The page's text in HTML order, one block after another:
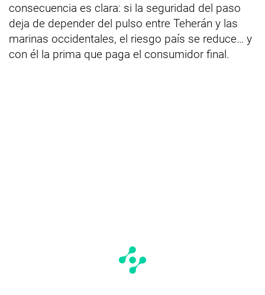
consecuencia es clara: si la seguridad del paso
deja de depender del pulso entre Teherán y las
marinas occidentales, el riesgo país se reduce… y
con él la prima que paga el consumidor final.